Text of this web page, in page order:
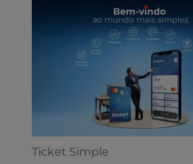
Ticket Simple